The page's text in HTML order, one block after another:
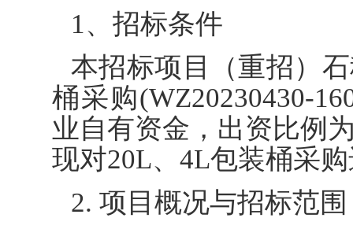
1、招标条件
本招标项目（重招）
桶采购(WZ20230430-
业自有资金，出资比例
现对20L、4L包装桶采
2. 项目概况与招标范围